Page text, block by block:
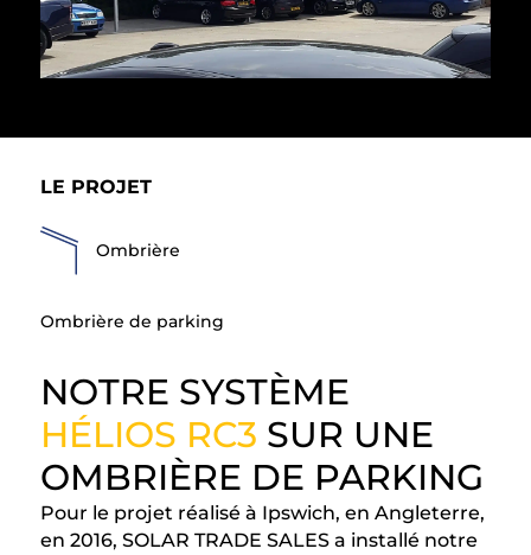
LE PROJET
Ombrière
Ombrière de parking
NOTRE SYSTÈME
HÉLIOS RC3 SUR UNE
OMBRIÈRE DE PARKING
Pour le projet réalisé à Ipswich, en Angleterre,
en 2016, SOLAR TRADE SALES a installé notre